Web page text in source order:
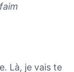
Là, je vais te